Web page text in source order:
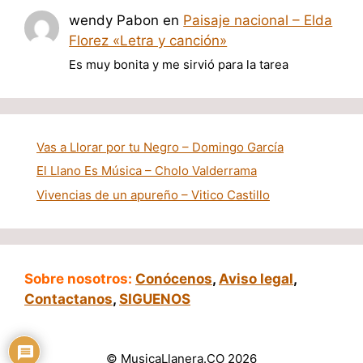
wendy Pabon en Paisaje nacional – Elda
Florez «Letra y canción»
Es muy bonita y me sirvió para la tarea
Vas a Llorar por tu Negro – Domingo García
El Llano Es Música – Cholo Valderrama
Vivencias de un apureño – Vitico Castillo
Sobre nosotros: Conócenos, Aviso legal,
Contactanos, SIGUENOS
© MusicaLlanera.CO 2026